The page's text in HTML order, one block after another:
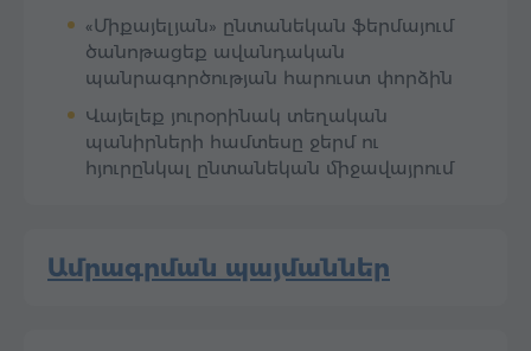
«Միքայելյան» ընտանեկան ֆերմայում
ծանոթացեք ավանդական
պանրագործության հարուստ փորձին
Վայելեք յուրօրինակ տեղական
պանիրների համտեսը ջերմ ու
հյուրընկալ ընտանեկան միջավայրում
Ամրագրման պայմաններ